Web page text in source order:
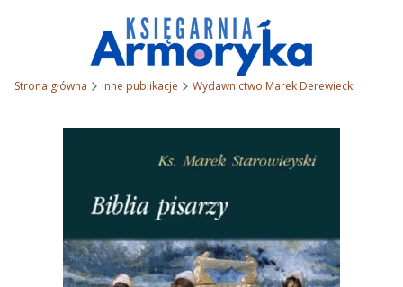
Strona główna Inne publikacje Wydawnictwo Marek Derewiecki